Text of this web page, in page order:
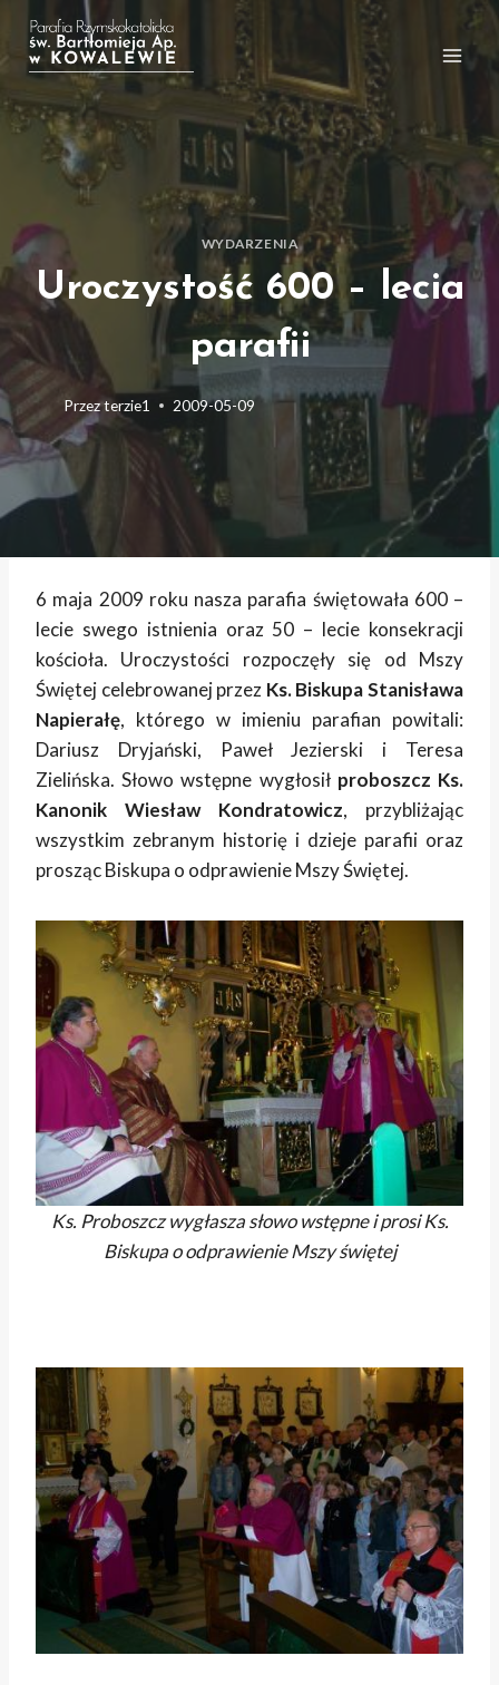
Przejdź
treści
WYDARZENIA
Uroczystość 600 – lecia
parafii
Przezterzie1 2009-05-09
6 maja 2009 roku nasza parafia świętowała 600 –
lecie swego istnienia oraz 50 – lecie konsekracji
kościoła. Uroczystości rozpoczęły się od Mszy
Świętej celebrowanej przez Ks. Biskupa Stanisława
Napierałę, którego w imieniu parafian powitali:
Dariusz Dryjański, Paweł Jezierski i Teresa
Zielińska.Słowo wstępne wygłosił proboszcz Ks.
Kanonik Wiesław Kondratowicz, przybliżając
wszystkim zebranym historię i dzieje parafii oraz
prosząc Biskupa o odprawienie Mszy Świętej.
Ks. Proboszcz wygłasza słowo wstępne i prosi Ks.
Biskupa o odprawienie Mszy świętej